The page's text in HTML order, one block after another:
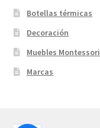
Botellas térmicas
Decoración
Muebles Montessori
Marcas